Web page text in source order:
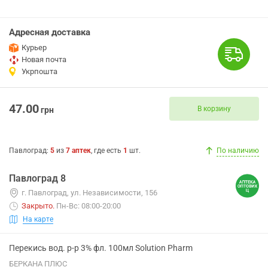
Адресная доставка
Курьер
Новая почта
Укрпошта
47.00грн В корзину
Павлоград: 5 из 7 аптек, где есть 1 шт. По наличию
Павлоград 8
г. Павлоград, ул. Независимости, 156
Закрыто. Пн-Вс: 08:00-20:00
На карте
Перекись вод. р-р 3% фл. 100мл Solution Pharm
БЕРКАНА ПЛЮС